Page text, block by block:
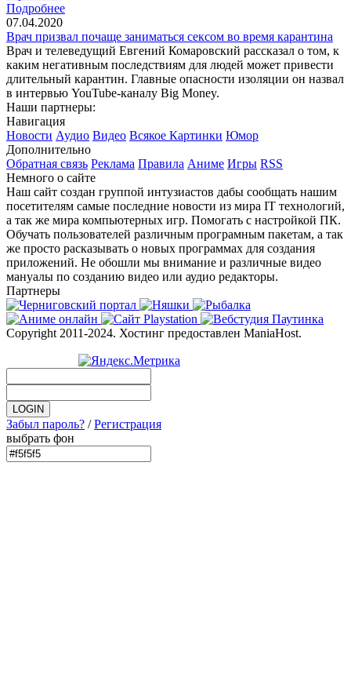
Подробнее
07.04.2020
Врач призвал почаще заниматься сексом во время карантина
Врач и телеведущий Евгений Комаровский рассказал о том, к
каким негативным последствиям для людей может привести
длительный карантин. Главные опасности изоляции он назвал
в интервью YouTube-каналу Big Money.
Наши партнеры:
Навигация
Новости Аудио Видео Всякое Картинки Юмор
Дополнительно
Обратная связь Реклама Правила Аниме Игры RSS
Немного о сайте
Наш сайт создан группой интузиастов дабы сообщать нашим
посетителям самые последние новости из мира IT технологий,
а так же мира компьютерных игр. Помогать с настройкой ПК.
Обучать пользователей различным програмным пакетам, а так
же просто расказывать о новых программах для создания
приложений. Не обошли мы внимание и различные видео
мануалы по созданию видео или аудио редакторы.
Партнеры
Copyright 2011-2024. Хостинг предоставлен ManiaHost.
Забыл пароль? /Регистрация
выбрать фон